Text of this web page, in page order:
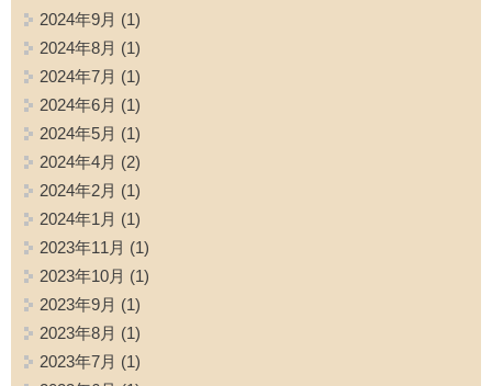
2024年9月 (1)
2024年8月 (1)
2024年7月 (1)
2024年6月 (1)
2024年5月 (1)
2024年4月 (2)
2024年2月 (1)
2024年1月 (1)
2023年11月 (1)
2023年10月 (1)
2023年9月 (1)
2023年8月 (1)
2023年7月 (1)